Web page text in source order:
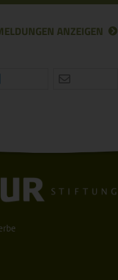
ANZEIGEN